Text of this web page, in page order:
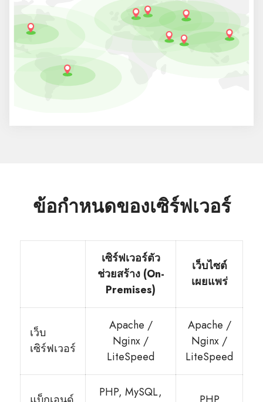
ข้อกำหนดของเซิร์ฟเวอร์
เซิร์ฟเวอร์ตัว
ช่วยสร้าง (On-
Premises)
เว็บไซต์
เผยแพร่
เว็บ
เซิร์ฟเวอร์
Apache /
Nginx /
LiteSpeed
Apache /
Nginx /
LiteSpeed
PHP, MySQL,